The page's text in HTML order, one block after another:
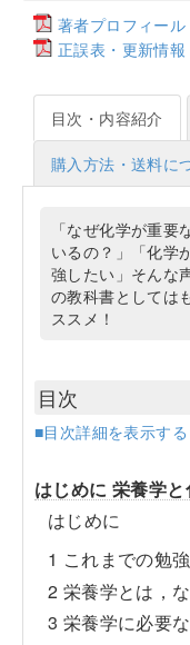
著者プロフィール
正誤表・更新情報
目次・内容紹介
購入方法・送料に
「なぜ化学が重
いるの？」「化学
強したい」そんな
の教科書としては
ススメ！
目次
■目次詳細を表示する
はじめに 栄養学
はじめに
1 これまでの勉
2 栄養学とは，
3 栄養学に必要